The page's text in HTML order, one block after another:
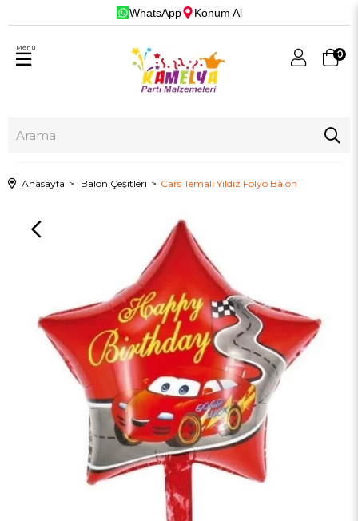
WhatsApp Konum Al
0
Menu
Anasayfa Balon Çeşitleri Cars Temalı Yıldız Folyo Balon